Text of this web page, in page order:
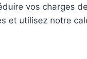
vos charges
et utilisez notre